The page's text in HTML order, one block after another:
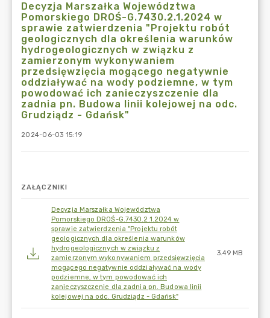
Decyzja Marszałka Województwa
Pomorskiego DROŚ-G.7430.2.1.2024 w
sprawie zatwierdzenia "Projektu robót
geologicznych dla określenia warunków
hydrogeologicznych w związku z
zamierzonym wykonywaniem
przedsięwzięcia mogącego negatywnie
oddziaływać na wody podziemne, w tym
powodować ich zanieczyszczenie dla
zadnia pn. Budowa linii kolejowej na odc.
Grudziądz - Gdańsk"
2024-06-03 15:19
ZAŁĄCZNIKI
Decyzja Marszałka Województwa
Pomorskiego DROŚ-G.7430.2.1.2024 w
sprawie zatwierdzenia "Projektu robót
geologicznych dla określenia warunków
hydrogeologicznych w związku z
zamierzonym wykonywaniem przedsięwzięcia
mogącego negatywnie oddziaływać na wody
podziemne, w tym powodować ich
zanieczyszczenie dla zadnia pn. Budowa linii
kolejowej na odc. Grudziądz - Gdańsk"
3.49 MB